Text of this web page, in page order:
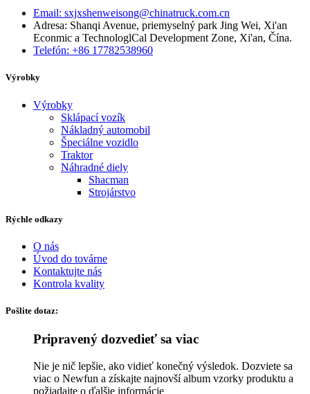
Email: sxjxshenweisong@chinatruck.com.cn
Adresa: Shanqi Avenue, priemyselný park Jing Wei, Xi'an
Econmic a TechnologlCal Development Zone, Xi'an, Čína.
Telefón: +86 17782538960
Výrobky
Výrobky
Sklápací vozík
Nákladný automobil
Špeciálne vozidlo
Traktor
Náhradné diely
Shacman
Strojárstvo
Rýchle odkazy
O nás
Úvod do továrne
Kontaktujte nás
Kontrola kvality
Pošlite dotaz:
Pripravený dozvedieť sa viac
Nie je nič lepšie, ako vidieť konečný výsledok. Dozviete sa
viac o Newfun a získajte najnovší album vzorky produktu a
požiadajte o ďalšie informácie